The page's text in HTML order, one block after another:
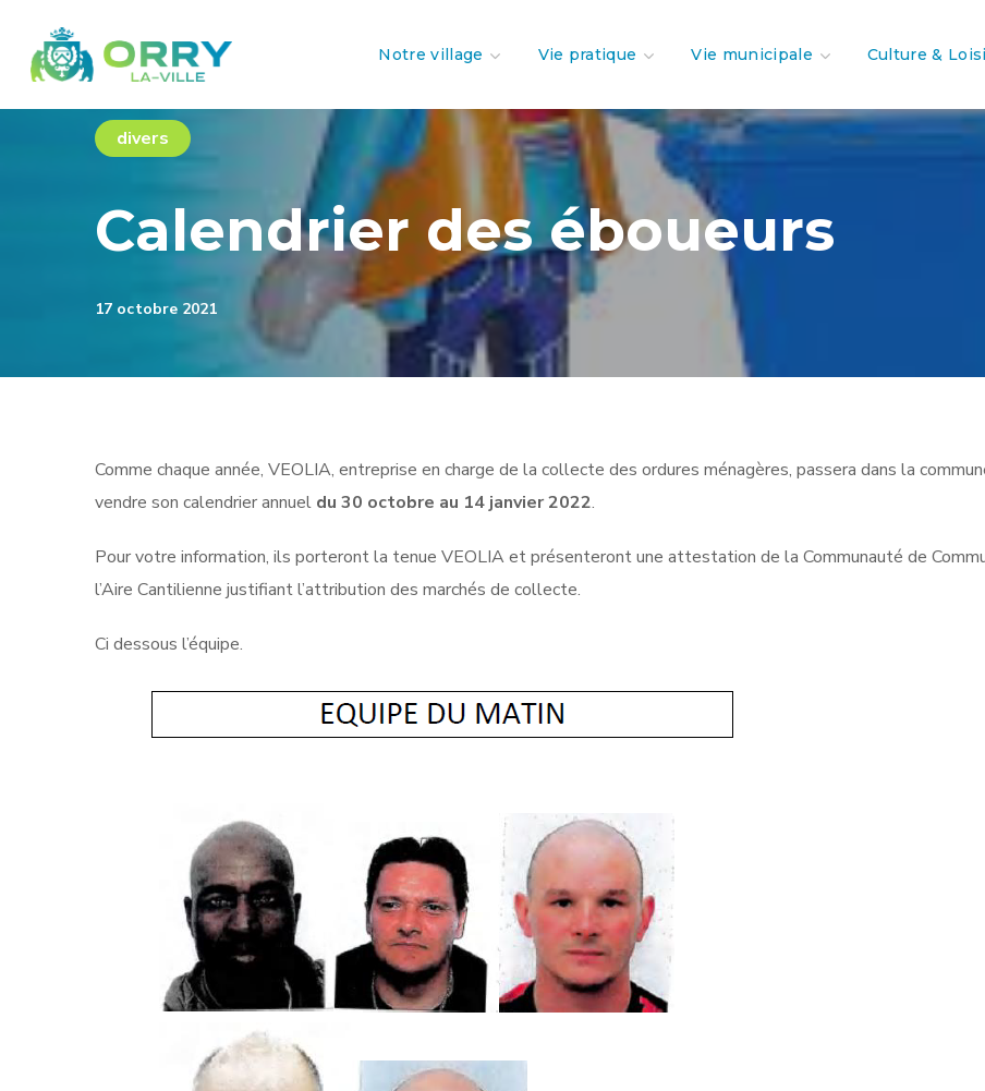
Notre village Vie pratique Vie municipale Culture &
divers
Calendrier des éboueurs
17 octobre 2021
Comme chaque année, VEOLIA, entreprise en charge de la collecte des ordures ménagères, passera dans la
vendre son calendrier annuel du 30 octobre au 14 janvier 2022.
Pour votre information, ils porteront la tenue VEOLIA et présenteront une attestation de la Communauté de
l’Aire Cantilienne justifiant l’attribution des marchés de collecte.
Ci dessous l’équipe.